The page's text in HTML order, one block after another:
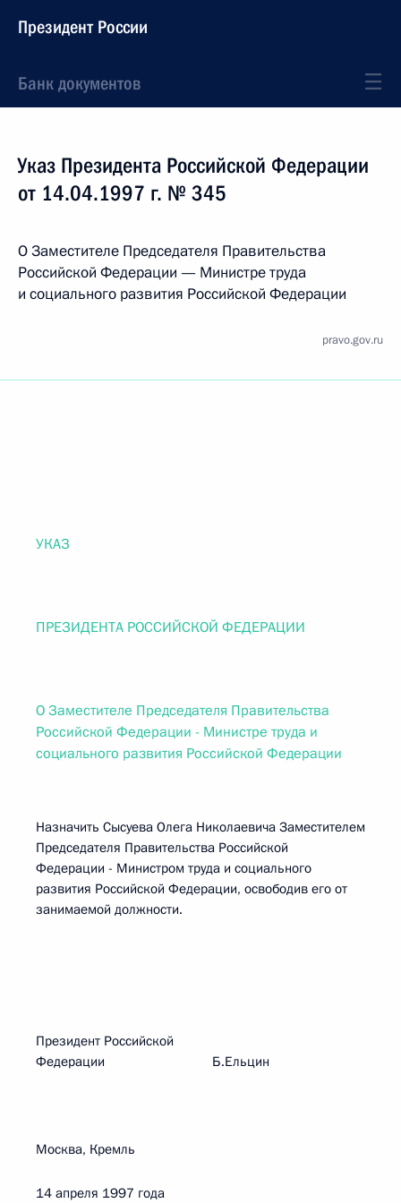
Президент России
Банк документов
Указ Президента Российской Федерации
от 14.04.1997 г. № 345
О Заместителе Председателя Правительства
Российской Федерации — Министре труда
и социального развития Российской Федерации
pravo.gov.ru
УКАЗ
ПРЕЗИДЕНТА РОССИЙСКОЙ ФЕДЕРАЦИИ
О Заместителе Председателя Правительства
Российской Федерации - Министре труда и
социального развития Российской Федерации
Назначить Сысуева Олега Николаевича Заместителем
Председателя Правительства Российской
Федерации - Министром труда и социального
развития Российской Федерации, освободив его от
занимаемой должности.
Президент Российской
Федерации Б.Ельцин
Москва, Кремль
14 апреля 1997 года